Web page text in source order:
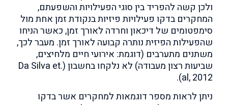
ולכן קשה להפריד בין סוגי הפעילויות והשפעתם,
המחקרים בדקו פעילויות פיזיות בנקודת זמן אחת מול
סימפטומים של דיכאון וחרדה לאורך זמן, כאשר הניחו
שהפעילות הפיזית נותרה קבועה לאורך זמן. מעבר לכך,
משתנים מתערבים (דוגמת: אירועי חיים מלחיצים,
שביעות רצון מעבודה) לא נלקחו בחשבון (Da Silva et.
al, 2012).
ניתן לראות מספר דוגמאות למחקרים אשר בדקו